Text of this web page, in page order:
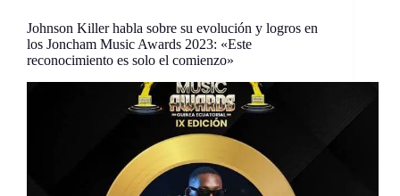
Johnson Killer habla sobre su evolución y logros en
los Joncham Music Awards 2023: «Este
reconocimiento es solo el comienzo»